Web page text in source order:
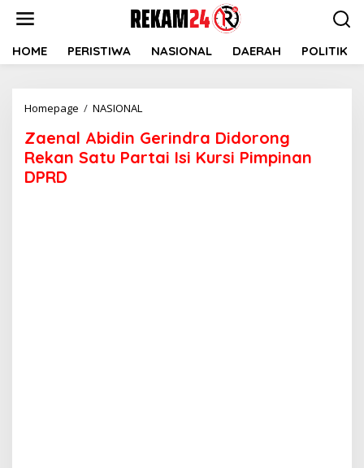
HOME PERISTIWA NASIONAL DAERAH POLITIK
Homepage / NASIONAL
Gerindra
Didorong
Zaenal Abidin Gerindra Didorong
Rekan Satu Partai Isi Kursi Pimpinan
DPRD